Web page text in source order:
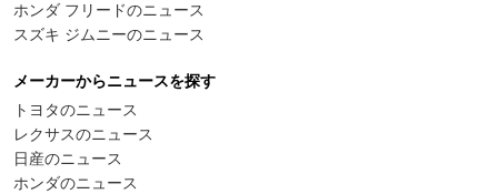
ホンダ フリードのニュース
スズキ ジムニーのニュース
メーカーからニュースを探す
トヨタのニュース
レクサスのニュース
日産のニュース
ホンダのニュース